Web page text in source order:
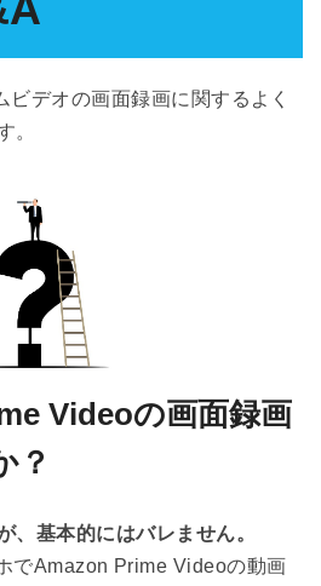
ビデオの画面録画に関するよく
。
Videoの画面録画
？
、基本的にはバレません。
でAmazon Prime Videoの動画